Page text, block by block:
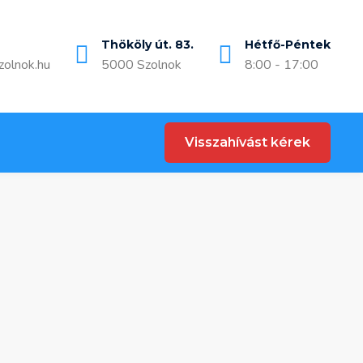
Thököly út. 83.
5000 Szolnok
Hétfő-Péntek
8:00 - 17:00
Visszahívást kérek